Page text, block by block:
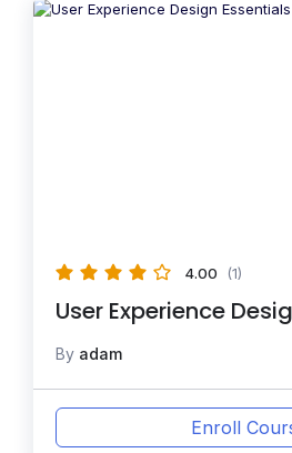
4.00 (1)
User Experience
By adam
Enroll